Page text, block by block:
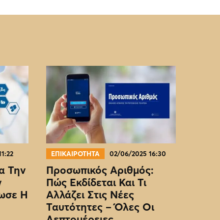
Την
Η
ΕΠΙΚΑΙΡΟΤΗΤΑ 02/06/2025 16:30
Προσωπικός Αριθμός:
Πώς Εκδίδεται Και Τι
Αλλάζει Στις Νέες
Ταυτότητες – Όλες Οι